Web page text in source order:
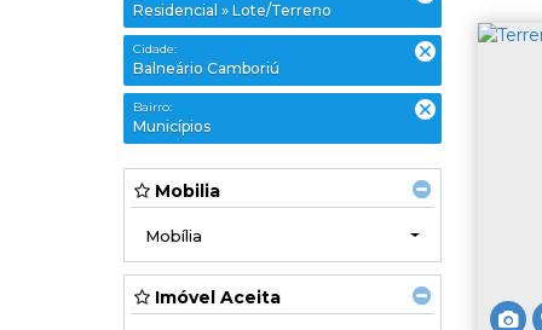
Residencial » Lote/Terreno
Cidade:
Balneário Camboriú
Bairro:
Municípios
Mobilia
Mobília
Imóvel Aceita